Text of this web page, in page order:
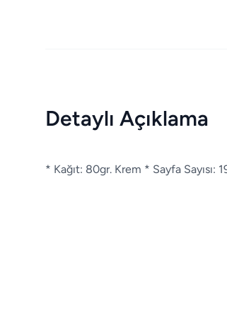
Detaylı Açıklama
* Kağıt: 80gr. Krem * Sayfa